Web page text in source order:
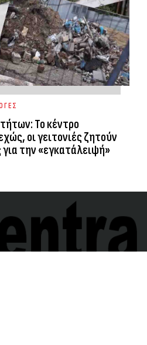
Το κέντρο
οι γειτονιές ζητούν
την «εγκατάλειψή»